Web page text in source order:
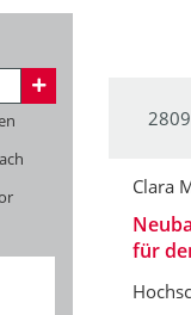
Clara
für